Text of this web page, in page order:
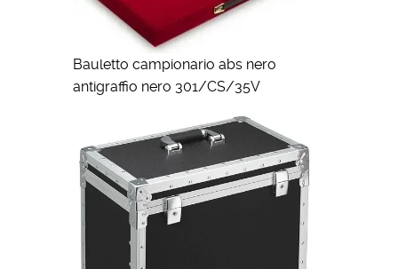
Bauletto campionario abs nero
antigraffio nero 301/CS/35V